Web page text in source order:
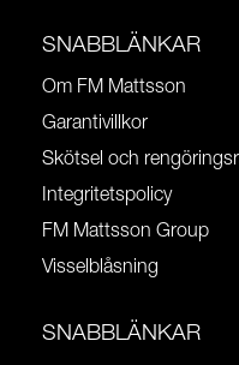
SNABBLÄNKAR
Om FM Mattsson
Garantivillkor
Skötsel och
Integritetspolicy
FM Mattsson Group
Visselblåsning
SNABBLÄNKAR